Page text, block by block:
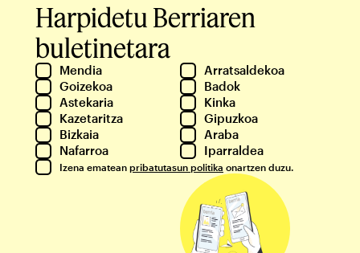
Harpidetu Berriaren
buletinetara
Mendia
Arratsaldekoa
Goizekoa
Badok
Astekaria
Kinka
Kazetaritza
Gipuzkoa
Bizkaia
Araba
Nafarroa
Iparraldea
Izena ematean pribatutasun politika onartzen duzu.